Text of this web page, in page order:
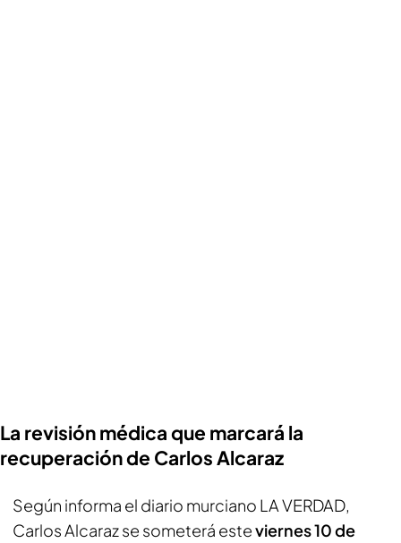
La revisión médica que marcará la
recuperación de Carlos Alcaraz
Según informa el diario murciano LA VERDAD,
Carlos Alcaraz se someterá esteviernes 10 de